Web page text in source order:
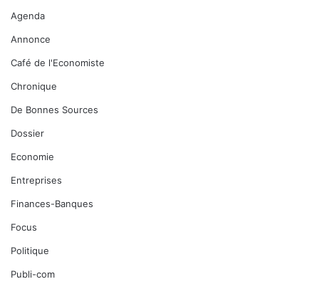
Agenda
Annonce
Café de l'Economiste
Chronique
De Bonnes Sources
Dossier
Economie
Entreprises
Finances-Banques
Focus
Politique
Publi-com